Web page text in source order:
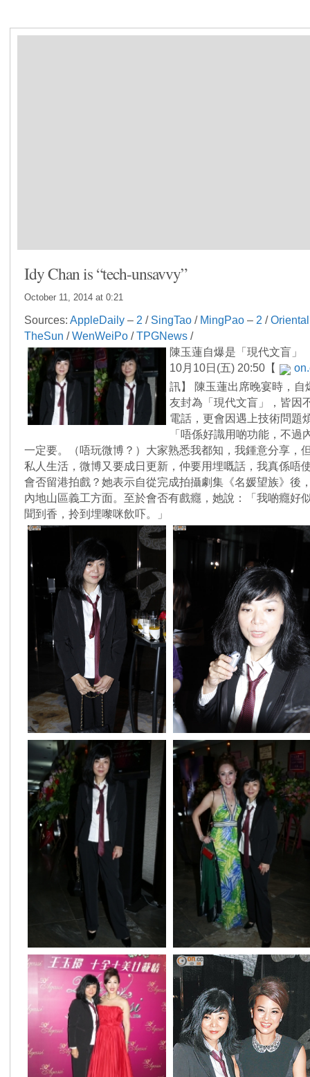
Idy Chan is “tech-unsavvy”
October 11, 2014 at 0:21
Sources: AppleDaily– 2 / SingTao/ MingPao– 2 /
TheSun /WenWeiPo/TPGNews/
陳玉蓮自爆是「現代文盲」
10月10日(五) 20:50【
訊】 陳玉蓮出席晚宴時，自
友封為「現代文盲」，皆因
電話，更會因遇上技術問題
「唔係好識用啲功能，不過
一定要。（唔玩微博？）大家熟悉我都知，我鍾意分享，
私人生活，微博又要成日更新，仲要用埋嘅話，我真係唔
會否留港拍戲？她表示自從完成拍攝劇集《名媛望族》後
內地山區義工方面。至於會否有戲癮，她說：「我啲癮好
聞到香，拎到埋嚟咪飲吓。」